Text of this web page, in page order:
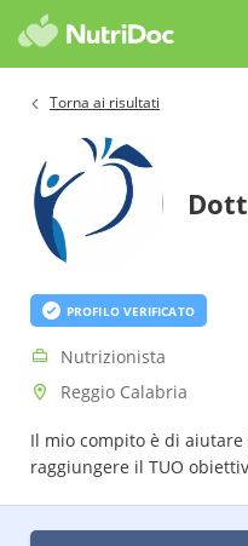
Torna ai risultati
PROFILO VERIFICATO
Nutrizionista
Reggio Calabria
Il mio compito è di
raggiungere il TUO